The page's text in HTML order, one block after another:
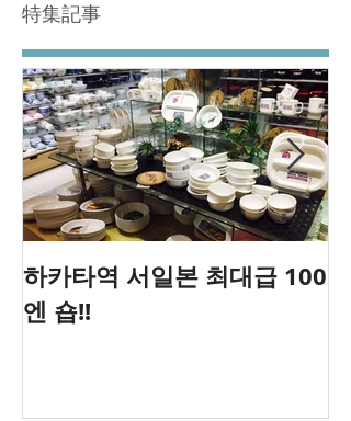
特集記事
하카타역 서일본 최대급 100
엔 숍!!